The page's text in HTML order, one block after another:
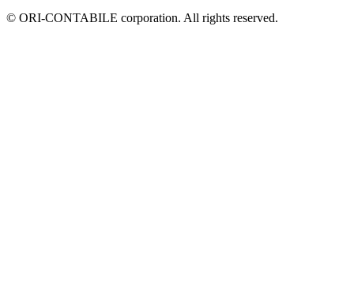
© ORI-CONTABILE corporation. All rights reserved.